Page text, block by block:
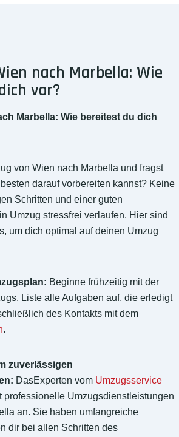
nach Marbella: Wie
vor?
Marbella: Wie bereitest du dich
von Wien nach Marbella und fragst
darauf vorbereiten kannst? Keine
Schritten und einer guten
Umzug stressfrei verlaufen. Hier sind
um dich optimal auf deinen Umzug
Beginne frühzeitig mit der
Liste alle Aufgaben auf, die erledigt
des Kontakts mit dem
.
zuverlässigen
DasExperten vom Umzugsservice
professionelle Umzugsdienstleistungen
an. Sie haben umfangreiche
dir bei allen Schritten des